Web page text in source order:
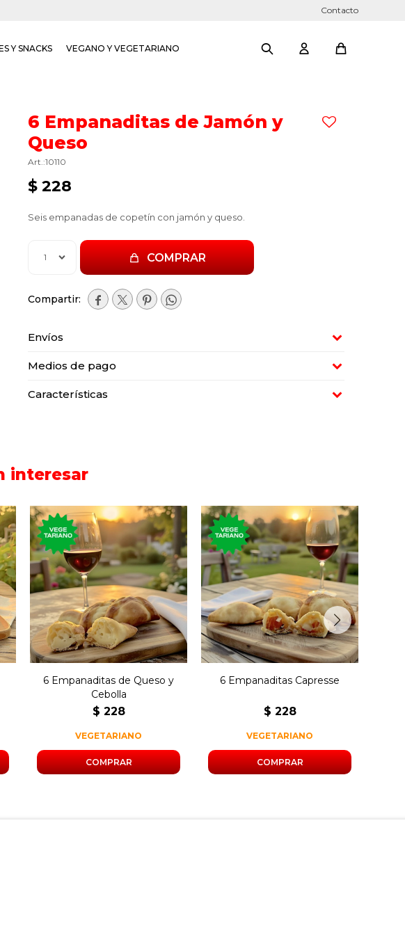
Y SNACKS VEGANO Y VEGETARIANO
Contacto
6 Empanaditas de Jamón y
Queso
10110
$ 228
Seis empanadas de copetín con jamón y queso.
1 COMPRAR
   
Envíos
Medios de pago
Características
interesar
Seis empanadas de
copetín de queso y
cebolla.
6 Empanaditas de Queso y
Cebolla
$ 228
VEGETARIANO
Seis empanadas de
copetín con tomate,
queso y albahaca.
6 Empanaditas Capresse
$ 228
VEGETARIANO